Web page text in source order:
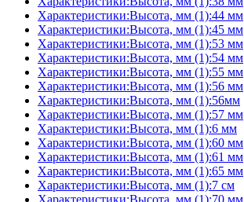
Характеристики:Высота, мм (1):44 мм
Характеристики:Высота, мм (1):45 мм
Характеристики:Высота, мм (1):53 мм
Характеристики:Высота, мм (1):54 мм
Характеристики:Высота, мм (1):55 мм
Характеристики:Высота, мм (1):56 мм
Характеристики:Высота, мм (1):56мм
Характеристики:Высота, мм (1):57 мм
Характеристики:Высота, мм (1):6 мм
Характеристики:Высота, мм (1):60 мм
Характеристики:Высота, мм (1):61 мм
Характеристики:Высота, мм (1):65 мм
Характеристики:Высота, мм (1):7 см
Характеристики:Высота, мм (1):70 мм